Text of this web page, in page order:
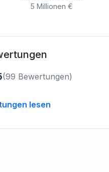
5 Millionen €
(99 Bewertungen)
lesen